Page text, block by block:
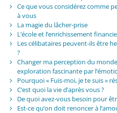
Ce que vous considérez comme
à vous
La magie du lâcher-prise
L’école et l’enrichissement
Les célibataires peuvent-ils être
?
Changer ma perception du
exploration fascinante par
Pourquoi « Fuis-moi, je te suis »
C’est quoi la vie d’après vous ?
De quoi avez-vous besoin pour
Est-ce qu’on doit renoncer à